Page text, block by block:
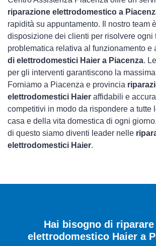
riparazione elettrodomestico a
rapidità su appuntamento. Il nostro team
disposizione dei clienti per risolvere ogni
problematica relativa al funzionamento e
di elettrodomestici Haier a Piacenza.
per gli interventi garantiscono la
Forniamo a Piacenza e provincia
elettrodomestici Haier affidabili e
competitivi in modo da rispondere a tutte
casa e della vita domestica di ogni
di questo siamo diventi leader nelle
elettrodomestici Haier.
Hai bisogno di riparare
elettrodomestico Haier a